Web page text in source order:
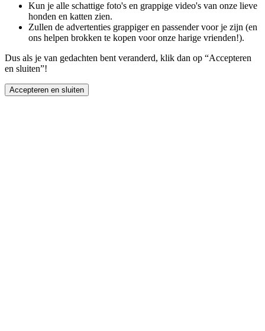
Kun je alle schattige foto's en grappige video's van onze lieve
honden en katten zien.
Zullen de advertenties grappiger en passender voor je zijn (en
ons helpen brokken te kopen voor onze harige vrienden!).
Dus als je van gedachten bent veranderd, klik dan op “Accepteren
en sluiten”!
Accepteren en sluiten